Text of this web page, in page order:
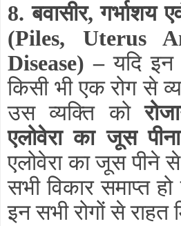
8. बवासीर, गर्भाशय
(Piles, Uterus
Disease) –यदि इन
किसी भी एक रोग से
उस व्यक्ति को
एलोवेरा का जूस
एलोवेरा का जूस पीने
सभी विकार समाप्त
इन सभी रोगों से राहत